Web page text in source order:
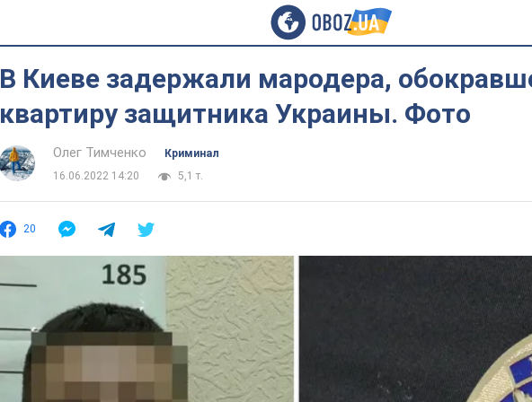
В Киеве задержали мародера,
квартиру защитника Украины. Фото
Олег Тимченко
Криминал
16.06.2022 14:20
5,1 т.
20